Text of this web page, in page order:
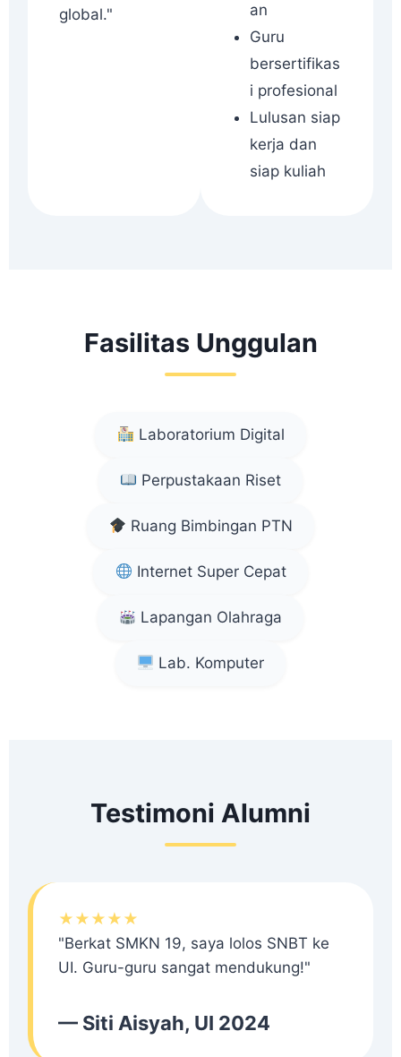
global."
an
Guru
bersertifikas
i profesional
Lulusan siap
kerja dan
siap kuliah
Fasilitas Unggulan
Laboratorium Digital
Perpustakaan Riset
Ruang Bimbingan PTN
Internet Super Cepat
Lapangan Olahraga
Lab. Komputer
Testimoni Alumni
★★★★★
"Berkat SMKN 19, saya lolos SNBT ke
UI. Guru-guru sangat mendukung!"
— Siti Aisyah, UI 2024